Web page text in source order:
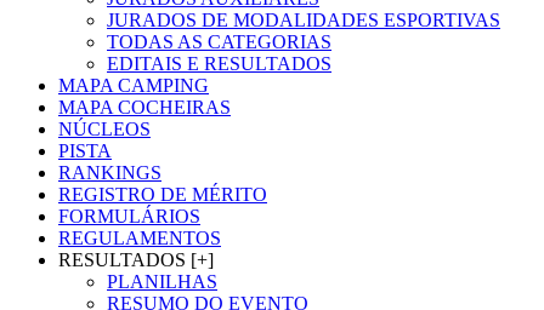
JURADOS DE MODALIDADES ESPORTIVAS
TODAS AS CATEGORIAS
EDITAIS E RESULTADOS
MAPA CAMPING
MAPA COCHEIRAS
NÚCLEOS
PISTA
RANKINGS
REGISTRO DE MÉRITO
FORMULÁRIOS
REGULAMENTOS
RESULTADOS [+]
PLANILHAS
RESUMO DO EVENTO